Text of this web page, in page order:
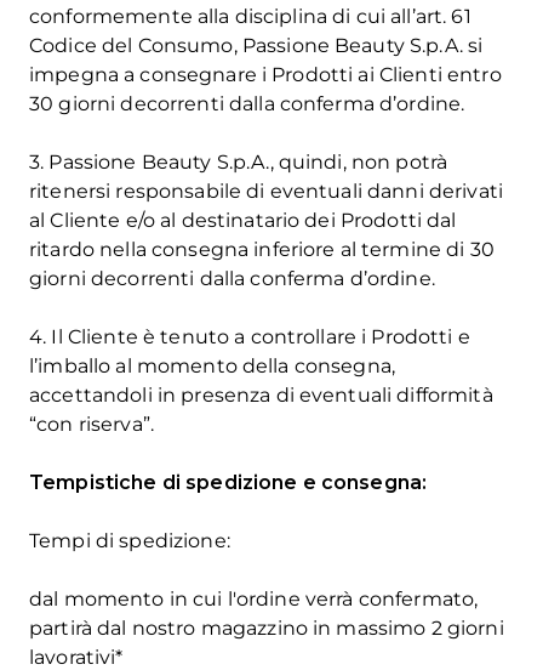
conformemente alla disciplina di cui all’art. 61
Codice del Consumo, Passione Beauty S.p.A. si
impegna a consegnare i Prodotti ai Clienti entro
30 giorni decorrenti dalla conferma d’ordine.
3. Passione Beauty S.p.A., quindi, non potrà
ritenersi responsabile di eventuali danni derivati
al Cliente e/o al destinatario dei Prodotti dal
ritardo nella consegna inferiore al termine di 30
giorni decorrenti dalla conferma d’ordine.
4. Il Cliente è tenuto a controllare i Prodotti e
l’imballo al momento della consegna,
accettandoli in presenza di eventuali difformità
“con riserva”.
Tempistiche di spedizione e consegna:
Tempi di spedizione:
dal momento in cui l'ordine verrà confermato,
partirà dal nostro magazzino in massimo 2 giorni
lavorativi*